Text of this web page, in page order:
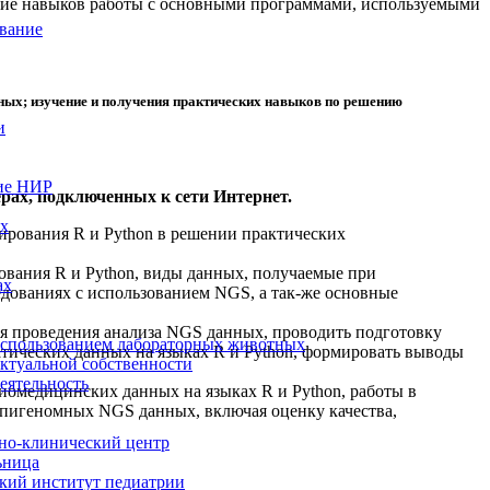
НИР
лабораторных животных
собственности
клинический центр
институт педиатрии
изучение и получения практических навыков по решению
подключенных к сети Интернет.
R и Python в решении практических
R и Python, виды данных, получаемые при
с использованием NGS, а так-же основные
анализа NGS данных, проводить подготовку
данных на языках R и Python, формировать выводы
данных на языках R и Python, работы в
NGS данных, включая оценку качества,